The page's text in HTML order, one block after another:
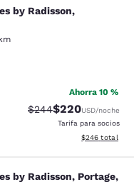
by Radisson,
by Radisson,
Bueno. 381 reseñas
Ahorra 10 %
Precio tachado:
$244Precio con
$220USD/noche
Tarifa para socios
Ver detalles
$246 total
Radisson,
by Radisson, Portage,